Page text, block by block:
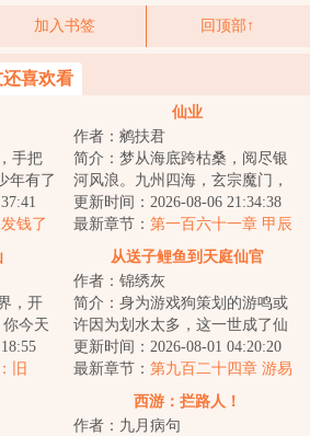
加入书签 回顶部↑
喜欢看
手把
年有了
！...
钱了
仙业
作者：鹓扶君
简介：梦从海底跨枯桑，阅尽银
河风浪。九州四海，玄宗魔门，
天人外道，净土僧伽。炼炁，授
箓，服饵，占验...
更新时间：2026-08-06 21:34:38
最新章节： 第一百六十一章 甲辰
，开
今天
脉挖了
旧
从送子鲤鱼到天庭仙官
作者：锦绣灰
简介：身为游戏狗策划的游鸣或
许因为划水太多，这一世成了仙
侠世界的一条鲤鱼。但他发现，
前世游戏里的作...
更新时间：2026-08-01 04:20:20
最新章节： 第九百二十四章 游易
立道（4k）
西游：拦路人！
作者：九月病句